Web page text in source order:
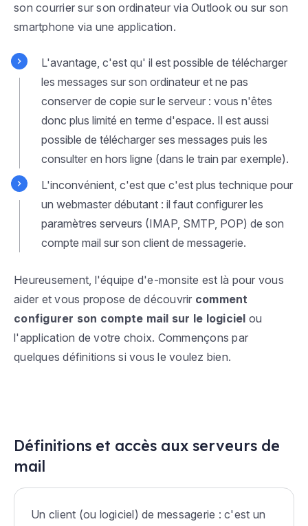
son courrier sur son ordinateur via Outlook ou sur son
smartphone via une application.
L'avantage, c'est qu' il est possible de télécharger
les messages sur son ordinateur et ne pas
conserver de copie sur le serveur : vous n'êtes
donc plus limité en terme d'espace. Il est aussi
possible de télécharger ses messages puis les
consulter en hors ligne (dans le train par exemple).
L'inconvénient, c'est que c'est plus technique pour
un webmaster débutant : il faut configurer les
paramètres serveurs (IMAP, SMTP, POP) de son
compte mail sur son client de messagerie.
Heureusement, l'équipe d'e-monsite est là pour vous
aider et vous propose de découvrir comment
configurer son compte mail sur le logiciel ou
l'application de votre choix. Commençons par
quelques définitions si vous le voulez bien.
Définitions et accès aux serveurs de
mail
Un client (ou logiciel) de messagerie : c'est un